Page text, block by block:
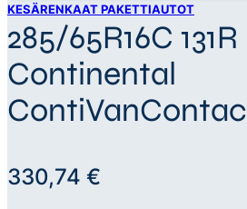
KESÄRENKAAT PAKETTIAUTOT
285/65R16C 131R
Continental
330,74 €